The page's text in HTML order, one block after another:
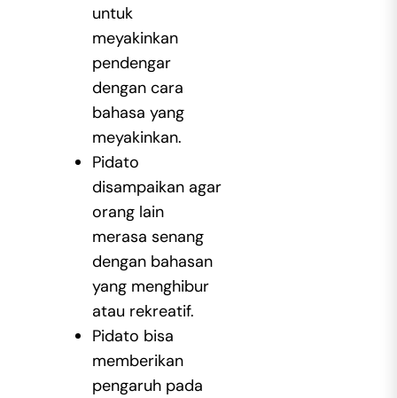
untuk
meyakinkan
pendengar
dengan cara
bahasa yang
meyakinkan.
Pidato
disampaikan agar
orang lain
merasa senang
dengan bahasan
yang menghibur
atau rekreatif.
Pidato bisa
memberikan
pengaruh pada